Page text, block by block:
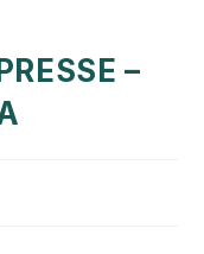
–